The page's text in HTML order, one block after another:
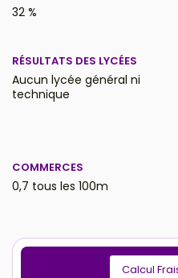
32 %
RÉSULTATS DES LYCÉES
Aucun lycée général ni
technique
COMMERCES
0,7 tous les 100m
Calcul